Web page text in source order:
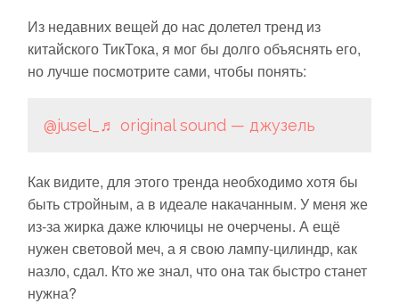
Из недавних вещей до нас долетел тренд из
китайского ТикТока, я мог бы долго объяснять его,
но лучше посмотрите сами, чтобы понять:
@jusel_ ♬ original sound — джузель
Как видите, для этого тренда необходимо хотя бы
быть стройным, а в идеале накачанным. У меня же
из-за жирка даже ключицы не очерчены. А ещё
нужен световой меч, а я свою лампу-цилиндр, как
назло, сдал. Кто же знал, что она так быстро станет
нужна?